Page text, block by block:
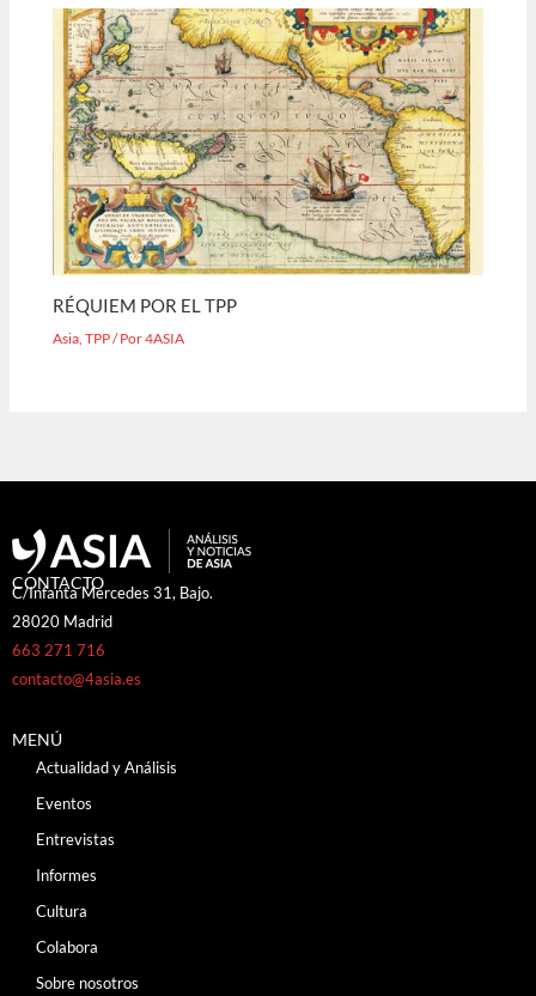
RÉQUIEM POR EL TPP
Asia,TPP/ Por4ASIA
CONTACTO
C/Infanta Mercedes 31, Bajo.
28020 Madrid
663 271 716
contacto@4asia.es
MENÚ
Actualidad y Análisis
Eventos
Entrevistas
Informes
Cultura
Colabora
Sobre nosotros